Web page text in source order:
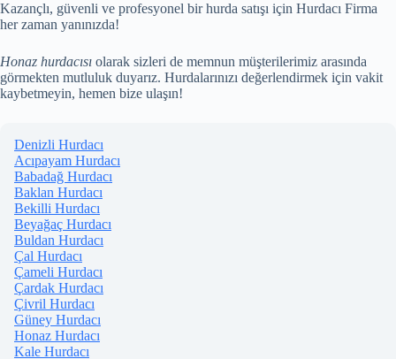
Kazançlı, güvenli ve profesyonel bir hurda satışı için Hurdacı Firma
her zaman yanınızda!
Honaz hurdacısı olarak sizleri de memnun müşterilerimiz arasında
görmekten mutluluk duyarız. Hurdalarınızı değerlendirmek için vakit
kaybetmeyin, hemen bize ulaşın!
Denizli Hurdacı
Acıpayam Hurdacı
Babadağ Hurdacı
Baklan Hurdacı
Bekilli Hurdacı
Beyağaç Hurdacı
Buldan Hurdacı
Çal Hurdacı
Çameli Hurdacı
Çardak Hurdacı
Çivril Hurdacı
Güney Hurdacı
Honaz Hurdacı
Kale Hurdacı